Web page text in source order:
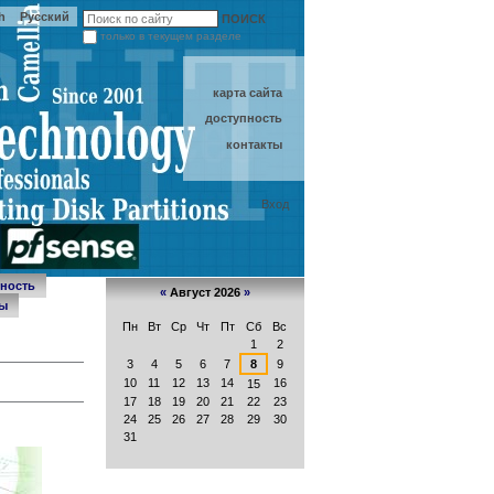
ПОИСК
только в текущем разделе
Расширенный
Русский
карта сайта
доступность
контакты
Вход
«Август 2026»
Пн Вт Ср Чт Пт Сб
Вс
1
2
3
4 5 6 7 8
9
10
11 12 13 14 15
16
17
18 19 20 21 22
23
24
25 26 27 28 29
30
31